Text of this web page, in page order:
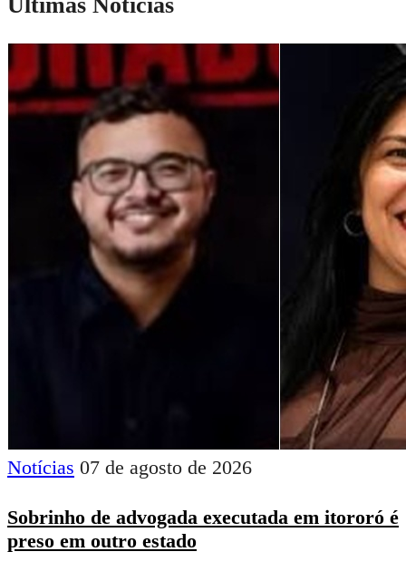
Últimas Notícias
Notícias 07 de agosto de 2026
Sobrinho de advogada executada em itororó é
preso em outro estado